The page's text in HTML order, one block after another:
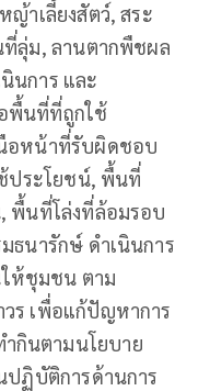
าเลี้ยงสัตว์, สระ
ลุ่ม, ลานตากพืชผล
นการ และ
พื้นที่ที่ถูกใช้
อหน้าที่รับผิดชอบ
ประโยชน์, พื้นที่
พื้นที่โล่งที่ล้อมรอบ
นารักษ์ ดำเนินการ
ห้ชุมชน ตาม
ร เพื่อแก้ปัญหาการ
กินตามนโยบาย
ปฏิบัติการด้านการ